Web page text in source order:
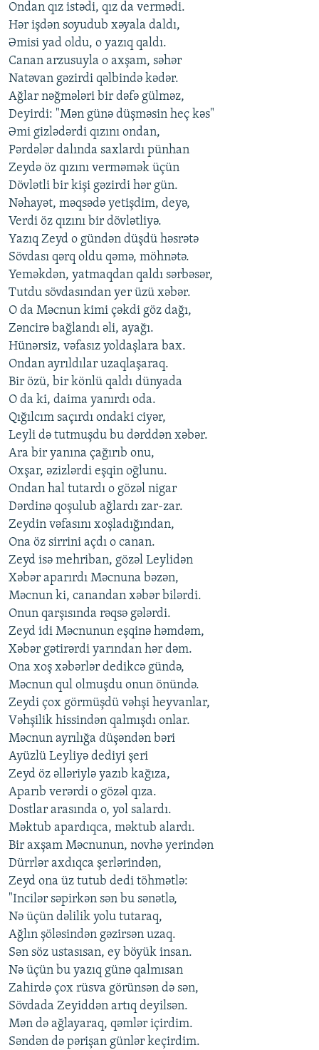
Ondan qız istədi, qız da vermədi.
Hər işdən soyudub xəyala daldı,
Əmisi yad oldu, o yazıq qaldı.
Canan arzusuyla o axşam, səhər
Natəvan gəzirdi qəlbində kədər.
Ağlar nəğmələri bir dəfə gülməz,
Deyirdi: "Mən günə düşməsin heç kəs"
Əmi gizlədərdi qızını ondan,
Pərdələr dalında saxlardı pünhan
Zeydə öz qızını verməmək üçün
Dövlətli bir kişi gəzirdi hər gün.
Nəhayət, məqsədə yetişdim, deyə,
Verdi öz qızını bir dövlətliyə.
Yazıq Zeyd o gündən düşdü həsrətə
Sövdası qərq oldu qəmə, möhnətə.
Yeməkdən, yatmaqdan qaldı sərbəsər,
Tutdu sövdasından yer üzü xəbər.
O da Məcnun kimi çəkdi göz dağı,
Zəncirə bağlandı əli, ayağı.
Hünərsiz, vəfasız yoldaşlara bax.
Ondan ayrıldılar uzaqlaşaraq.
Bir özü, bir könlü qaldı dünyada
O da ki, daima yanırdı oda.
Qığılcım saçırdı ondaki ciyər,
Leyli də tutmuşdu bu dərddən xəbər.
Ara bir yanına çağırıb onu,
Oxşar, əzizlərdi eşqin oğlunu.
Ondan hal tutardı o gözəl nigar
Dərdinə qoşulub ağlardı zar-zar.
Zeydin vəfasını xoşladığından,
Ona öz sirrini açdı o canan.
Zeyd isə mehriban, gözəl Leylidən
Xəbər aparırdı Məcnuna bəzən,
Məcnun ki, canandan xəbər bilərdi.
Onun qarşısında rəqsə gələrdi.
Zeyd idi Məcnunun eşqinə həmdəm,
Xəbər gətirərdi yarından hər dəm.
Ona xoş xəbərlər dedikcə gündə,
Məcnun qul olmuşdu onun önündə.
Zeydi çox görmüşdü vəhşi heyvanlar,
Vəhşilik hissindən qalmışdı onlar.
Məcnun ayrılığa düşəndən bəri
Ayüzlü Leyliyə dediyi şeri
Zeyd öz əlləriylə yazıb kağıza,
Aparıb verərdi o gözəl qıza.
Dostlar arasında o, yol salardı.
Məktub apardıqca, məktub alardı.
Bir axşam Məcnunun, novhə yerindən
Dürrlər axdıqca şerlərindən,
Zeyd ona üz tutub dedi töhmətlə:
"Incilər səpirkən sən bu sənətlə,
Nə üçün dəlilik yolu tutaraq,
Ağlın şöləsindən gəzirsən uzaq.
Sən söz ustasısan, ey böyük insan.
Nə üçün bu yazıq günə qalmısan
Zahirdə çox rüsva görünsən də sən,
Sövdada Zeyiddən artıq deyilsən.
Mən də ağlayaraq, qəmlər içirdim.
Səndən də pərişan günlər keçirdim.